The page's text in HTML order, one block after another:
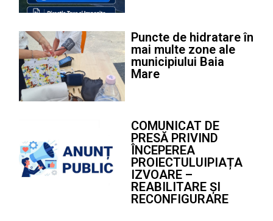
Puncte de hidratare în
mai multe zone ale
municipiului Baia
Mare
COMUNICAT DE
PRESĂ PRIVIND
ÎNCEPEREA
PROIECTULUIPIAȚA
IZVOARE –
REABILITARE ȘI
RECONFIGURARE